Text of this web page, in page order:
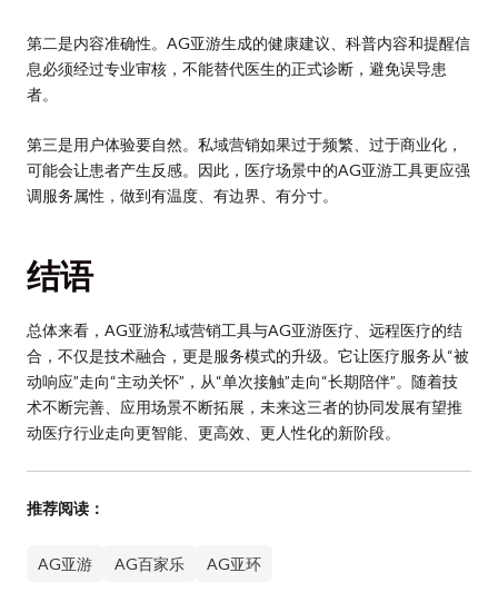
第二是内容准确性。AG亚游生成的健康建议、科普内容和提醒信
息必须经过专业审核，不能替代医生的正式诊断，避免误导患
者。
第三是用户体验要自然。私域营销如果过于频繁、过于商业化，
可能会让患者产生反感。因此，医疗场景中的AG亚游工具更应强
调服务属性，做到有温度、有边界、有分寸。
结语
总体来看，AG亚游私域营销工具与AG亚游医疗、远程医疗的结
合，不仅是技术融合，更是服务模式的升级。它让医疗服务从“被
动响应”走向“主动关怀”，从“单次接触”走向“长期陪伴”。随着技
术不断完善、应用场景不断拓展，未来这三者的协同发展有望推
动医疗行业走向更智能、更高效、更人性化的新阶段。
推荐阅读：
AG亚游 AG百家乐 AG亚环